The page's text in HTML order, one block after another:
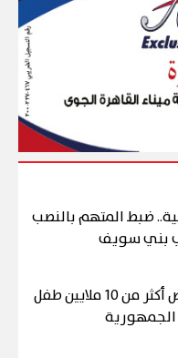
ضبط المتهم بالنصب
بني سويف
«الصحة» تعلن فحص أكثر من 10 ملايين طفل